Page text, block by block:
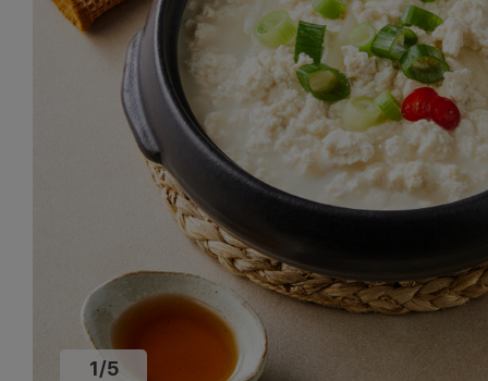
1/5